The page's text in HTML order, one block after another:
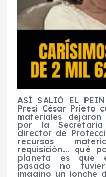
ASÍ SALIÓ EL
Presi César Prieto
materiales
por la
director de
recursos
requisición… qué
planeta es que
pasado no
imagino un lonche